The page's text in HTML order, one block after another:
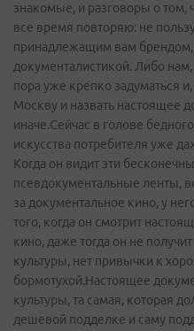
знакомые, и разговоры о том,
все время повторяю: не
принадлежащим вам брендом,
документалистикой. Либо
пора уже крепко задуматься
Москву и назвать настоящее
иначе.Сейчас в голове
искусства потребителя уже
Когда он видит эти
псевдокументальные ленты,
за документальное кино, у
того, когда он смотрит
кино, даже тогда он не
культуры, нет привычки к
бормотухой.Настоящее
культуры, та самая, которая
дешевой подделке и саму